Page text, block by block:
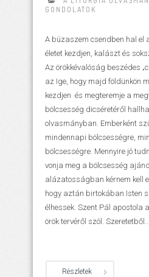
GONDOLATOK
A búzaszem csendben hal el
életet kezdjen, kalászt és
Az örökkévalóság beszédes
az Ige, hogy majd földünkön
kezdjen és megteremje a
bölcsesség dicséretéről
olvasmányban. Emberként
mindennapi bölcsességre,
bölcsességre. Mennyire jó
vonja meg a bölcsesség
alázatosságban kérnem kell
hogy aztán birtokában Isten
élhessek. Szent Pál apostola
örök tervéről szól.
Részletek